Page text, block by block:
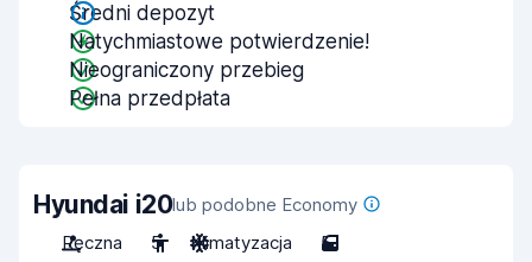
Średni depozyt
Natychmiastowe potwierdzenie!
Nieograniczony przebieg
Pełna przedpłata
Hyundai i20lub podobne Economy
Ręczna
5 Klimatyzacja 5